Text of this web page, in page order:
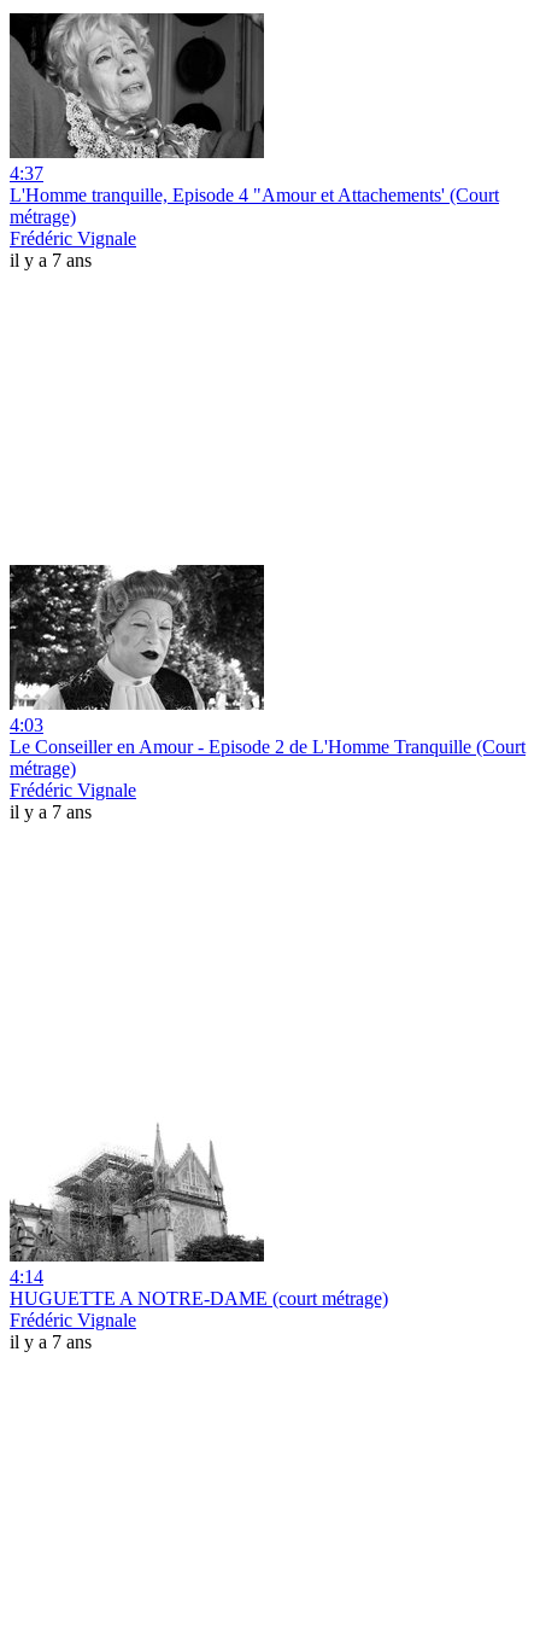
4:37
L'Homme tranquille, Episode 4 "Amour et Attachements' (Court
métrage)
Frédéric Vignale
il y a 7 ans
4:03
Le Conseiller en Amour - Episode 2 de L'Homme Tranquille (Court
métrage)
Frédéric Vignale
il y a 7 ans
4:14
HUGUETTE A NOTRE-DAME (court métrage)
Frédéric Vignale
il y a 7 ans